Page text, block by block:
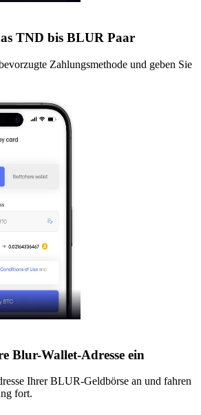
TND bis BLUR Paar
Zahlungsmethode und geben Sie
Blur-Wallet-Adresse ein
Ihrer BLUR-Geldbörse an und fahren
fort.